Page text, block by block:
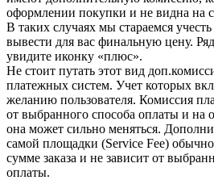
оформлении покупки и не видна на
В таких случаях мы стараемся
вывести для вас финальную цену.
увидите иконку «плюс».
Не стоит путать этот вид
платежных систем. Учет которых
желанию пользователя. Комиссия
от выбранного способа оплаты и на
она может сильно меняться.
самой площадки (Service Fee)
сумме заказа и не зависит от
оплаты.